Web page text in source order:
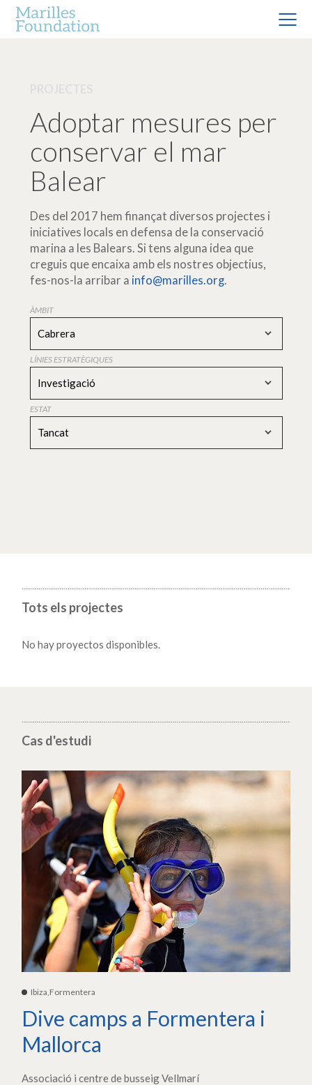
Adoptar mesures per
conservar el mar
Balear
Des del 2017 hem finançat diversos projectes i
iniciatives locals en defensa de la conservació
marina a les Balears. Si tens alguna idea que
creguis que encaixa amb els nostres objectius,
fes-nos-la arribar a info@marilles.org.
ÀMBIT
Cabrera
LÍNIES ESTRATÈGIQUES
Investigació
ESTAT
Tancat
Tots els projectes
No hay proyectos disponibles.
Cas d'estudi
Ibiza,Formentera
Dive camps a Formentera i
Mallorca
Associació i centre de busseig Vellmarí